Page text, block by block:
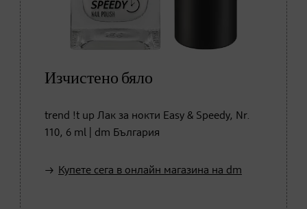
Изчистено бяло
trend !t up Лак за нокти Easy & Speedy, Nr.
110, 6 ml | dm България
Купете сега в онлайн магазина на dm